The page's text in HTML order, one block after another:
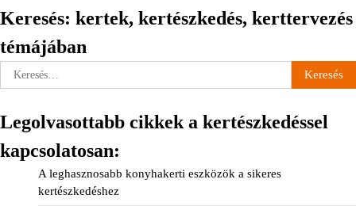
Keresés: kertek, kertészkedés, kerttervezés
témájában
Keresés:
Legolvasottabb cikkek a kertészkedéssel
kapcsolatosan:
A leghasznosabb konyhakerti eszközök a sikeres
kertészkedéshez